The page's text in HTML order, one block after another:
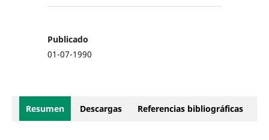
Publicado
01-07-1990
Resumen Descargas Referencias bibliográficas